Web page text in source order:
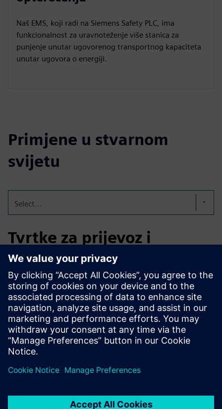
Naš EMS, koji radi na Siemens Safety PLC, ima
funkcionalnost za uravnoteženje više stanica za
punjenje unutar ugovorenog transportnog kapaciteta
unutar ugovora o energiji.
Primjene u stvarnom
svijetu
Select...
Tvrtke za prijevoz i
građevinarstvo
Uvođenje e-opreme zahtijeva istosmjerne punjače sa
značajnom izlaznom snagom (kW). Često je veza s mrežom
premala i ne može se proširiti zbog zagušenja mreže.
Punjenje BESS-a tijekom dana i pražnjenje za utovar e-
kamiona i više preko noći omogućuje rad modela.